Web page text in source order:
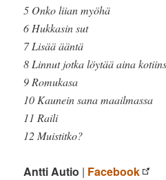
5 Onko liian myöhä
6 Hukkasin sut
7 Lisää ääntä
8 Linnut jotka löytää aina
9 Romukasa
10 Kaunein sana maailmassa
11 Raili
12 Muistitko?
Antti Autio | Facebook